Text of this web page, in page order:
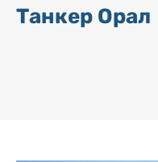
Танкер Орал